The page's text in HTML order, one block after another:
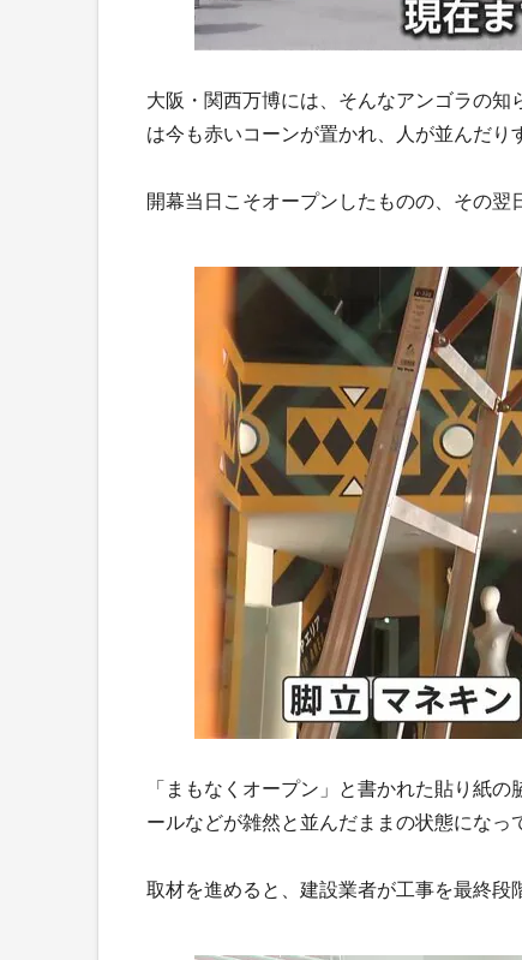
大阪・関西万博には、そんなアンゴラの
は今も赤いコーンが置かれ、人が並んだり
開幕当日こそオープンしたものの、その翌
「まもなくオープン」と書かれた貼り紙
ールなどが雑然と並んだままの状態になっ
取材を進めると、建設業者が工事を最終段